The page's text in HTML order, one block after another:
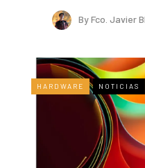
ByFco. Javier
HARDWARE NOTICIAS